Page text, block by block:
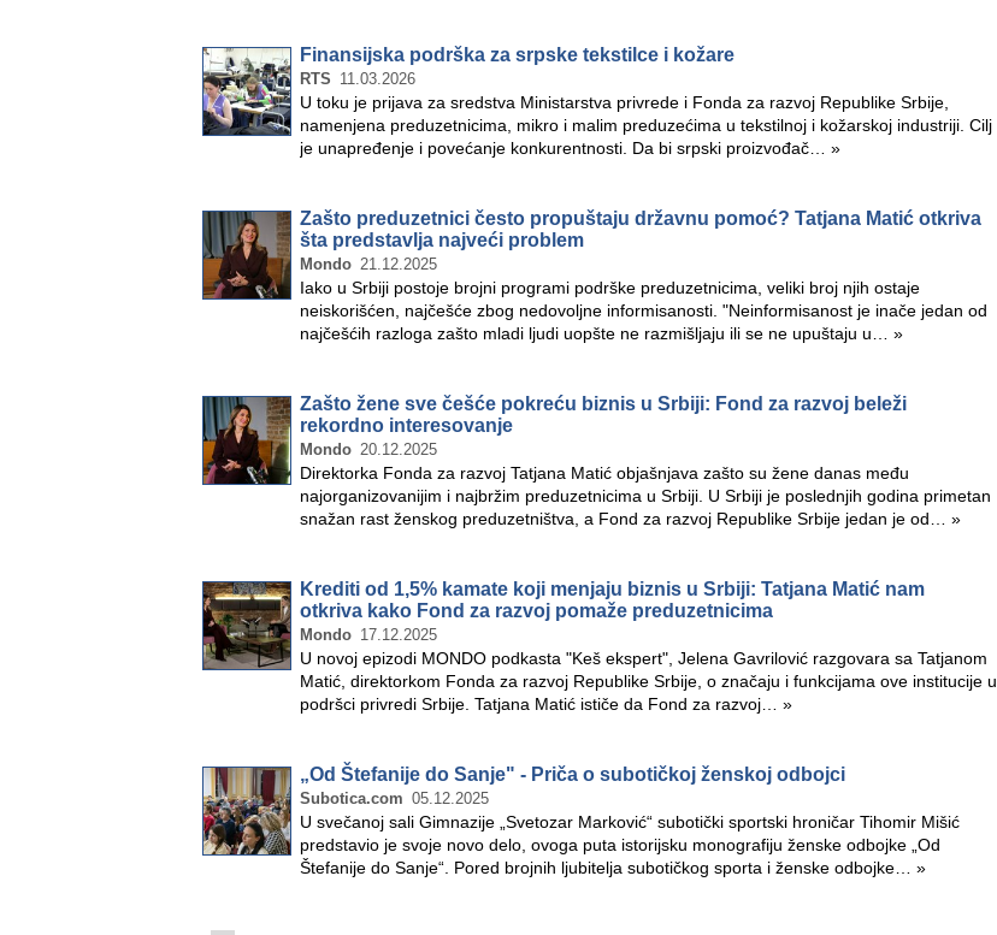
Finansijska podrška za srpske tekstilce i kožare
RTS 11.03.2026
U toku je prijava za sredstva Ministarstva privrede i Fonda za razvoj Republike Srbije,
namenjena preduzetnicima, mikro i malim preduzećima u tekstilnoj i kožarskoj industriji. Cilj
je unapređenje i povećanje konkurentnosti. Da bi srpski proizvođač… »
Zašto preduzetnici često propuštaju državnu pomoć? Tatjana Matić otkriva
šta predstavlja najveći problem
Mondo 21.12.2025
Iako u Srbiji postoje brojni programi podrške preduzetnicima, veliki broj njih ostaje
neiskorišćen, najčešće zbog nedovoljne informisanosti. "Neinformisanost je inače jedan od
najčešćih razloga zašto mladi ljudi uopšte ne razmišljaju ili se ne upuštaju u… »
Zašto žene sve češće pokreću biznis u Srbiji: Fond za razvoj beleži
rekordno interesovanje
Mondo 20.12.2025
Direktorka Fonda za razvoj Tatjana Matić objašnjava zašto su žene danas među
najorganizovanijim i najbržim preduzetnicima u Srbiji. U Srbiji je poslednjih godina primetan
snažan rast ženskog preduzetništva, a Fond za razvoj Republike Srbije jedan je od… »
Krediti od 1,5% kamate koji menjaju biznis u Srbiji: Tatjana Matić nam
otkriva kako Fond za razvoj pomaže preduzetnicima
Mondo 17.12.2025
U novoj epizodi MONDO podkasta "Keš ekspert", Jelena Gavrilović razgovara sa Tatjanom
Matić, direktorkom Fonda za razvoj Republike Srbije, o značaju i funkcijama ove institucije u
podršci privredi Srbije. Tatjana Matić ističe da Fond za razvoj… »
„Od Štefanije do Sanje" - Priča o subotičkoj ženskoj odbojci
Subotica.com 05.12.2025
U svečanoj sali Gimnazije „Svetozar Marković“ subotički sportski hroničar Tihomir Mišić
predstavio je svoje novo delo, ovoga puta istorijsku monografiju ženske odbojke „Od
Štefanije do Sanje“. Pored brojnih ljubitelja subotičkog sporta i ženske odbojke… »